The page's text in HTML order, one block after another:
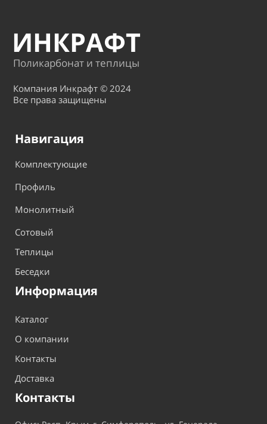
ИНКРАФТ
Поликарбонат и теплицы
Компания Инкрафт © 2024
Все права защищены
Навигация
Комплектующие
Профиль
Монолитный
Сотовый
Теплицы
Беседки
Информация
Каталог
О компании
Контакты
Доставка
Контакты